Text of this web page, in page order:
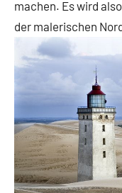
machen. Es wird
der malerischen